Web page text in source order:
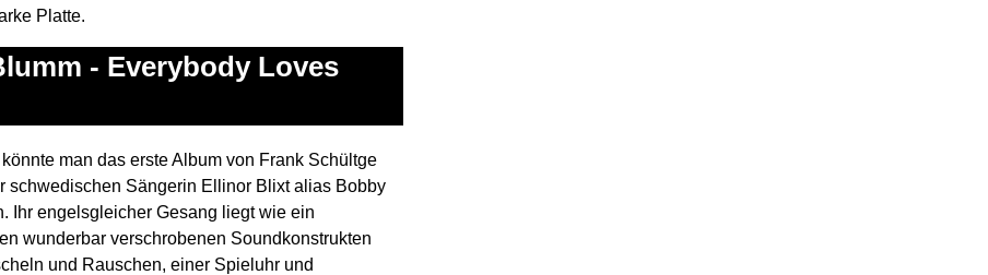
Platte.
- Everybody Loves
man das erste Album von Frank Schültge
schwedischen Sängerin Ellinor Blixt alias Bobby
Ihr engelsgleicher Gesang liegt wie ein
wunderbar verschrobenen Soundkonstrukten
und Rauschen, einer Spieluhr und